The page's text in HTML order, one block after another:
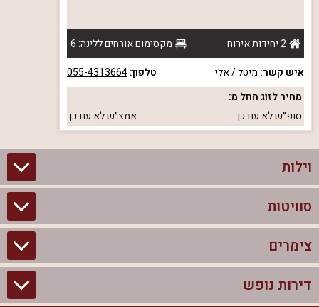
2 יחידות אירוח
מקסימום אורחים ללינה: 6
איש קשר: מיטל / אלי טלפון:055-4313664
מחיר לזוג החל מ:
סופ״שלא עודכן אמצ״שלא עודכן
וילות
וילות בצפון
וילות להשכרה
סוויטות
סוויטות בצפון
צימרים לזוגות עם בריכה פרטית
צימרים
צימרים בצפון
דירות נופש